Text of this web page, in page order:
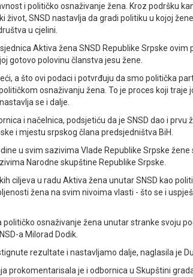
i političko osnaživanje žena. Kroz podršku
život, SNSD nastavlja da gradi politiku u kojoj
u cjelini.
Aktiva žena SNSD Republike Srpske ovim
gotovo polovinu članstva jesu žene.
a što ovi podaci i potvrđuju da smo politička
osnaživanju žena. To je proces koji traje
se i dalje.
i načelnica, podsjetiću da je SNSD dao i prvu
i mjestu srpskog člana predsjedništva BiH.
u svim sazivima Vlade Republike Srpske
Narodne skupštine Republike Srpske.
ciljeva u radu Aktiva žena unutar SNSD kao
žena na svim nivoima vlasti - što se i
političko osnaživanje žena unutar stranke svoju
a Milorad Dodik.
rezultate i nastavljamo dalje, naglasila je
prokomentarisala je i odbornica u Skupštini